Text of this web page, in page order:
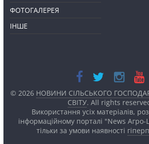
ФОТОГАЛЕРЕЯ
ІНШЕ
© 2026 НОВИНИ СІЛЬСЬКОГО
СВІТУ. All rights
Використання усіх матеріалів,
інформаційному порталі "News
тільки за умови наявності